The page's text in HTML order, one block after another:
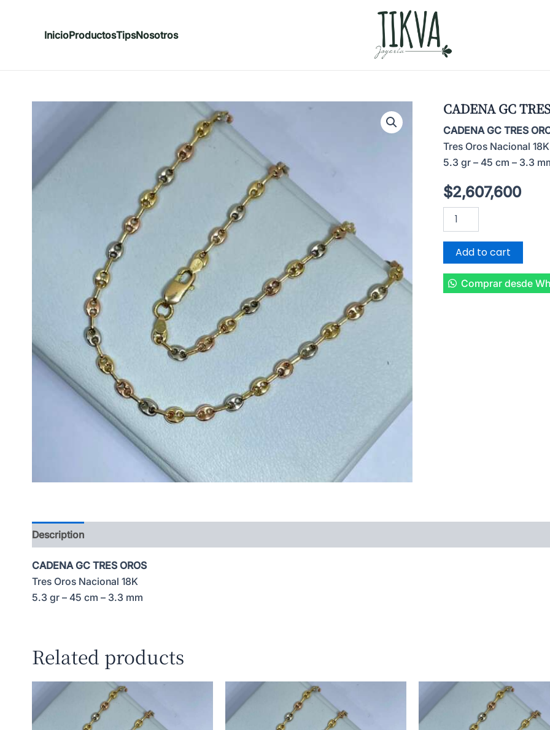
InicioProductosTipsNosotros
CADENA GC
CADENA GC TRES
Tres Oros Nacional 18K
5.3 gr – 45 cm – 3.3
$2,607,600
CADENA
GC
OROS
quantity
Add to cart
Comprar desde
Description
CADENA GC TRES OROS
Tres Oros Nacional 18K
5.3 gr – 45 cm – 3.3 mm
Related products